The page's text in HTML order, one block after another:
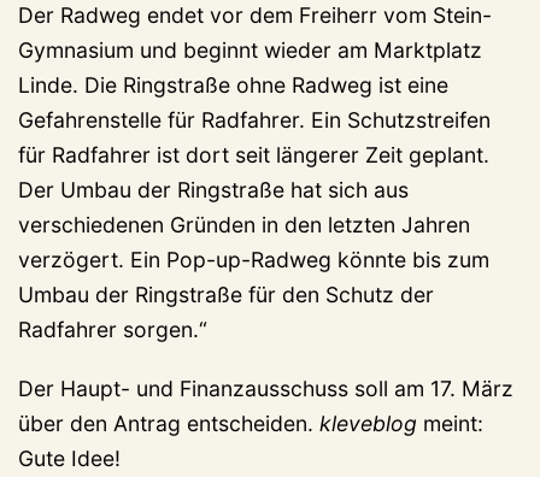
Der Radweg endet vor dem Freiherr vom Stein-
Gymnasium und beginnt wieder am Marktplatz
Linde. Die Ringstraße ohne Radweg ist eine
Gefahrenstelle für Radfahrer. Ein Schutzstreifen
für Radfahrer ist dort seit längerer Zeit geplant.
Der Umbau der Ringstraße hat sich aus
verschiedenen Gründen in den letzten Jahren
verzögert. Ein Pop-up-Radweg könnte bis zum
Umbau der Ringstraße für den Schutz der
Radfahrer sorgen.“
Der Haupt- und Finanzausschuss soll am 17. März
über den Antrag entscheiden. kleveblog meint:
Gute Idee!